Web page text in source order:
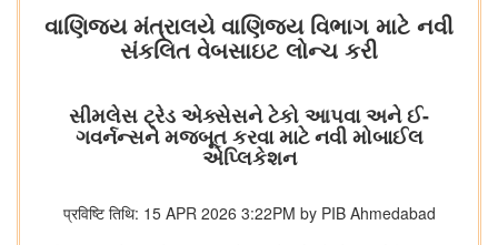
વાણિજ્ય મંત્રાલયે વાણિજ્ય વિભાગ માટે નવી
સંકલિત વેબસાઇટ લોન્ચ કરી
સીમલેસ ટ્રેડ એક્સેસને ટેકો આપવા અને ઈ-
ગવર્નન્સને મજબૂત કરવા માટે નવી મોબાઈલ
એપ્લિકેશન
प्रविष्टि तिथि: 15 APR 2026 3:22PM by PIB Ahmedabad